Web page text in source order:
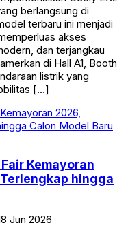
berlangsung di
terbaru ini menjadi
akses
dan terjangkau
di Hall A1, Booth
listrik yang
[…]
Kemayoran
hingga
Jun 2026